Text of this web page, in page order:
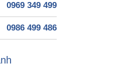
0969 349 499
0986 499 486